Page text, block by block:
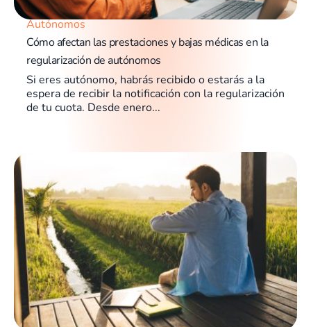
Autónomos
Cómo afectan las prestaciones y bajas médicas en la
regularización de autónomos
Si eres autónomo, habrás recibido o estarás a la
espera de recibir la notificación con la regularización
de tu cuota. Desde enero...